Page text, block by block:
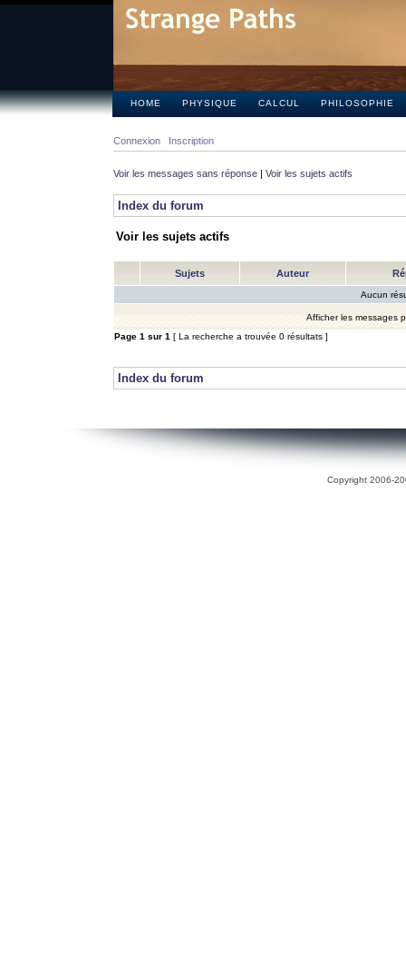
HOME PHYSIQUE CALCUL PHILOSOPHIE
Connexion Inscription
Voir les messages sans réponse | Voir les sujets actifs
Index du forum
Voir les sujets actifs
Sujets Auteur
Aucun
Afficher les messages
Page 1 sur 1 [ La recherche a trouvée 0 résultats ]
Index du forum
Copyright 2006-